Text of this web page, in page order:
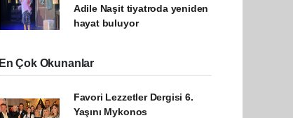
Adile Naşit tiyatroda yeniden
hayat buluyor
En Çok Okunanlar
Favori Lezzetler Dergisi 6.
Yaşını Mykonos